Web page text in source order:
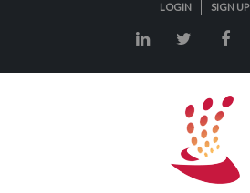
LOGIN SIGN UP